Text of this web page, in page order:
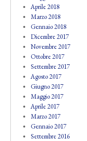
Aprile 2018
Marzo 2018
Gennaio 2018
Dicembre 2017
Novembre 2017
Ottobre 2017
Settembre 2017
Agosto 2017
Giugno 2017
Maggio 2017
Aprile 2017
Marzo 2017
Gennaio 2017
Settembre 2016